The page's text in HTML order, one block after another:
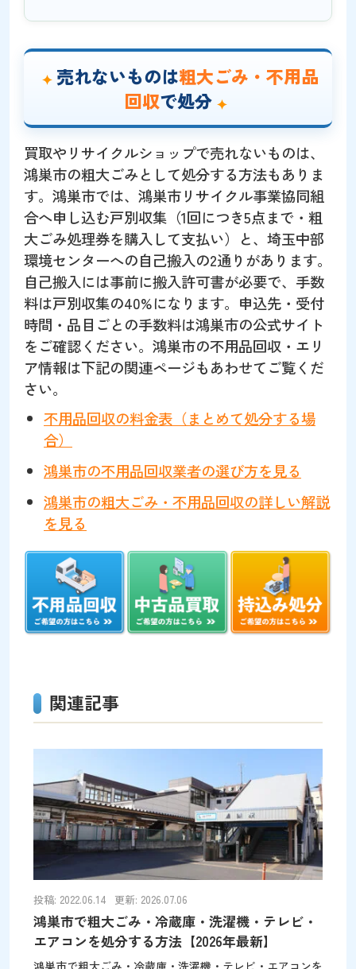
売れないものは粗大ごみ・不用品
回収で処分
買取やリサイクルショップで売れないものは、
鴻巣市の粗大ごみとして処分する方法もありま
す。鴻巣市では、鴻巣市リサイクル事業協同組
合へ申し込む戸別収集（1回につき5点まで・粗
大ごみ処理券を購入して支払い）と、埼玉中部
環境センターへの自己搬入の2通りがあります。
自己搬入には事前に搬入許可書が必要で、手数
料は戸別収集の40%になります。申込先・受付
時間・品目ごとの手数料は鴻巣市の公式サイト
をご確認ください。鴻巣市の不用品回収・エリ
ア情報は下記の関連ページもあわせてご覧くだ
さい。
不用品回収の料金表（まとめて処分する場
合）
鴻巣市の不用品回収業者の選び方を見る
鴻巣市の粗大ごみ・不用品回収の詳しい解説
を見る
関連記事
投稿: 2022.06.14 更新: 2026.07.06
鴻巣市で粗大ごみ・冷蔵庫・洗濯機・テレビ・
エアコンを処分する方法【2026年最新】
鴻巣市で粗大ごみ・冷蔵庫・洗濯機・テレビ・エアコンを